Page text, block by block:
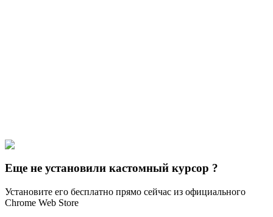
3D MacOS
Еще не установили кастомный курсор ?
Установите его бесплатно прямо сейчас из официального
Chrome Web Store